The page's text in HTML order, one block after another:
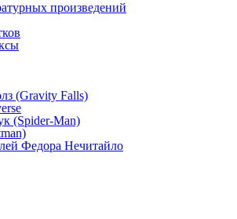
произведений
(Gravity Falls)
(Spider-Man)
Федора Нечитайло